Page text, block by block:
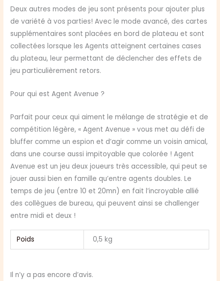
Deux autres modes de jeu sont présents pour ajouter plus
de variété à vos parties! Avec le mode avancé, des cartes
supplémentaires sont placées en bord de plateau et sont
collectées lorsque les Agents atteignent certaines cases
du plateau, leur permettant de déclencher des effets de
jeu particulièrement retors.
Pour qui est Agent Avenue ?
Parfait pour ceux qui aiment le mélange de stratégie et de
compétition légère, « Agent Avenue » vous met au défi de
bluffer comme un espion et d’agir comme un voisin amical,
dans une course aussi impitoyable que colorée ! Agent
Avenue est un jeu deux joueurs très accessible, qui peut se
jouer aussi bien en famille qu’entre agents doubles. Le
temps de jeu (entre 10 et 20mn) en fait l’incroyable allié
des collègues de bureau, qui peuvent ainsi se challenger
entre midi et deux !
Poids 0,5 kg
Il n’y a pas encore d’avis.